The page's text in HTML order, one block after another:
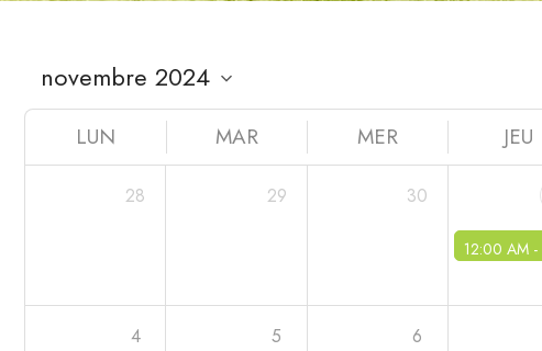
LUN MAR MER JEU
28 29 30
12:00 AM -
4 5 6